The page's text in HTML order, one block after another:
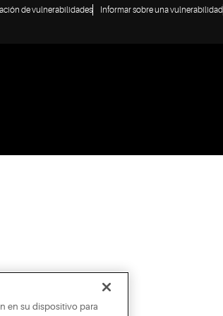
de vulnerabilidades Informar sobre una vulnerabilidad
en su dispositivo para